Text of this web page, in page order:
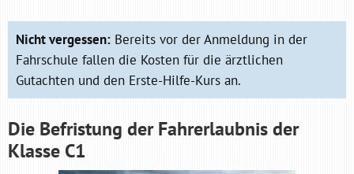
Nicht vergessen: Bereits vor der Anmeldung in der
Fahrschule fallen die Kosten für die ärztlichen
Gutachten und den Erste-Hilfe-Kurs an.
Die Befristung der Fahrerlaubnis der
Klasse C1